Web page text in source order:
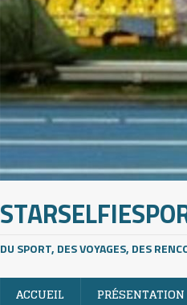
DU SPORT, DES VOYAGES, DES
ACCUEIL PRÉSENTATION